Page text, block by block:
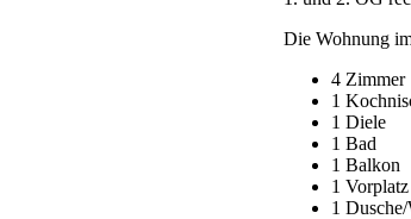
Die Wohnung
4 Zimmer
1
1 Diele
1 Bad
1 Balkon
1 Vorplatz
1